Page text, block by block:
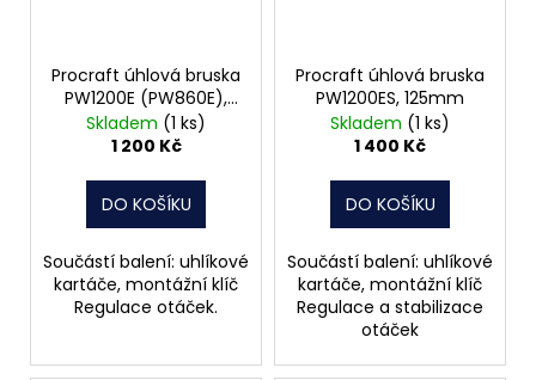
Procraft úhlová bruska
PW1200E (PW860E),
125mm
Skladem (1 ks)
1 200 Kč
DO KOŠÍKU
Součástí balení: uhlíkové
kartáče, montážní klíč
Regulace otáček.
Procraft úhlová bruska
PW1200ES, 125mm
Skladem (1 ks)
1 400 Kč
DO KOŠÍKU
Součástí balení: uhlíkové
kartáče, montážní klíč
Regulace a stabilizace
otáček